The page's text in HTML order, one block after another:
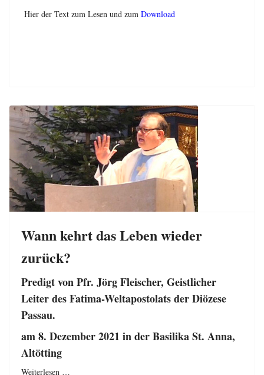
Hier der Text zum Lesen und zum Download
Wann kehrt das Leben wieder
zurück?
Predigt von Pfr. Jörg Fleischer, Geistlicher
Leiter des Fatima-Weltapostolats der Diözese
Passau.
am 8. Dezember 2021 in der Basilika St. Anna,
Altötting
Weiterlesen …